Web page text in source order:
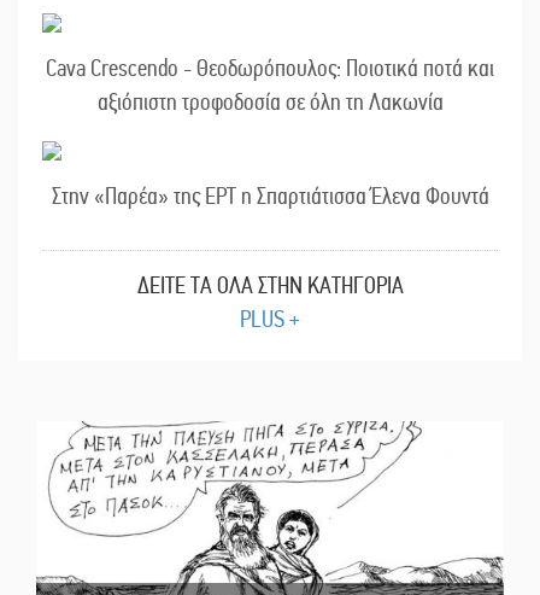
Cava Crescendo - Θεοδωρόπουλος: Ποιοτικά ποτά και
αξιόπιστη τροφοδοσία σε όλη τη Λακωνία
Στην «Παρέα» της ΕΡΤ η Σπαρτιάτισσα Έλενα Φουντά
ΔΕΙΤΕ ΤΑ ΟΛΑ ΣΤΗΝ ΚΑΤΗΓΟΡΙΑ
PLUS +